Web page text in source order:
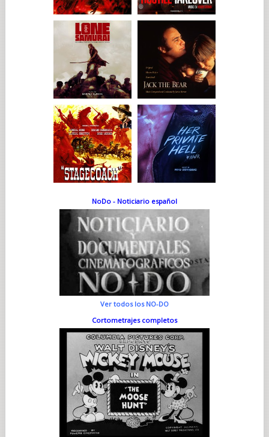
NoDo - Noticiario español
Ver todos los NO-DO
Cortometrajes completos